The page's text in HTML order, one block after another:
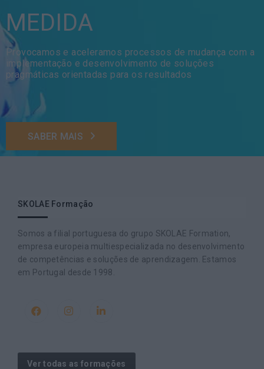
MEDIDA
Provocamos e aceleramos processos de mudança com a
implementação e desenvolvimento de soluções
pragmáticas orientadas para os resultados
SABER MAIS
SKOLAE Formação
Somos a filial portuguesa do grupo SKOLAE Formation,
empresa europeia multiespecializada no desenvolvimento
de competências e soluções de aprendizagem. Estamos
em Portugal desde 1998.
Ver todas as formações